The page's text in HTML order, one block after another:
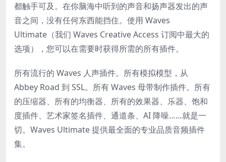
都触手可及。在你脑海中听到的声音和扬声器发出的声
音之间，没有任何东西能挡住。使用 Waves
Ultimate（我们 Waves Creative Access 订阅中最大的
选项），您可以在需要时获得所需的所有插件。
所有流行的 Waves 人声插件。所有模拟模型，从
Abbey Road 到 SSL。所有 Waves 母带制作插件。所有
的压缩器、所有的均衡器、所有的效果器、乐器、饱和
度插件、艺术家签名插件、通道条、AI 降噪……就是一
切。Waves Ultimate 提供最全面的专业品质音频插件
集。